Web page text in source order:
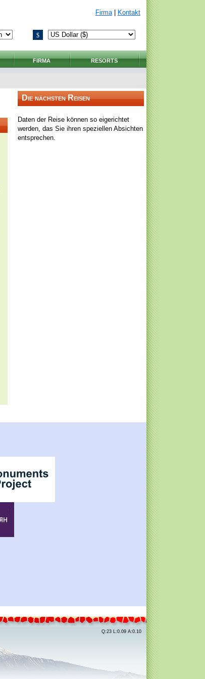
Firma| Kontakt
$
FIRMA RESORTS
Die nächsten Reisen
Daten der Reise können so eigerichtet
werden, das Sie ihren speziellen Absichten
entsprechen.
Q:23 L:0.09 A:0.10